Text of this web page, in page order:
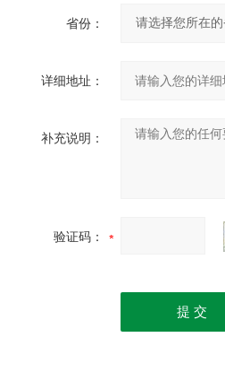
省份：
详细地址：
补充说明：
验证码：